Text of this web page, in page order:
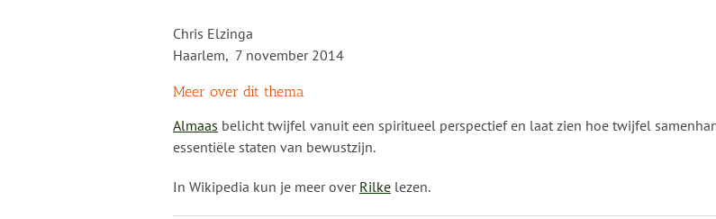
Chris Elzinga
Haarlem, 7 november 2014
Meer over dit thema
Almaas belicht twijfel vanuit een spiritueel perspectief en laat zien hoe twijfel
essentiële staten van bewustzijn.
In Wikipedia kun je meer over Rilke lezen.